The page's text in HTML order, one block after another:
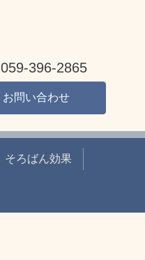
059-396-2865
お問い合わせ
そろばん効果